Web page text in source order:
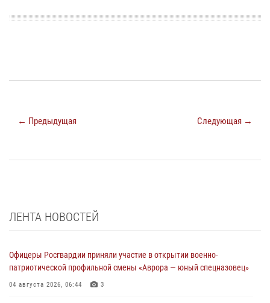
← Предыдущая Следующая →
ЛЕНТА НОВОСТЕЙ
Офицеры Росгвардии приняли участие в открытии военно-
патриотической профильной смены «Аврора — юный спецназовец»
04 августа 2026, 06:44 3